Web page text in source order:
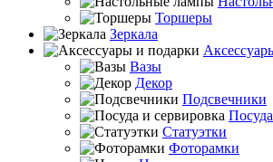
Торшеры
Зеркала
Вазы
Декор
Подсвечники
Статуэтки
Фоторамки